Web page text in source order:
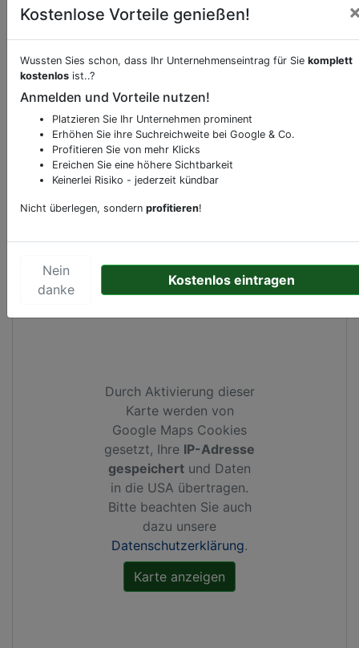
Beschreibung & Services vonPension-Gasthaus
Sie möchten eine Beschreibung, Dienstleistung
oder andere relevante Informationen hinzufügen?
Klicken Sie bittehierum uns zu kontaktieren.
Gerne erweitern wir Ihren Firmeneintrag um
Sonderangebote odere besondere Services, die
Ihr Unternehmen anbietet und womit Sie sich von
KartenansichtMontagne de Bueren 33inLiège
Durch Aktivierung dieser
Karte werden von
Google Maps Cookies
gesetzt, Ihre IP-Adresse
gespeichert und Daten
in die USA übertragen.
Bitte beachten Sie auch
dazu unsere
Datenschutzerklärung.
Kostenlose Vorteile genießen!
Wussten Sies schon, dass Ihr Unternehmenseintrag für Sie komplett
kostenlos ist..?
Anmelden und Vorteile nutzen!
Platzieren Sie Ihr Unternehmen prominent
Erhöhen Sie ihre Suchreichweite bei Google & Co.
Profitieren Sie von mehr Klicks
Ereichen Sie eine höhere Sichtbarkeit
Keinerlei Risiko - jederzeit kündbar
Nicht überlegen, sondern profitieren!
Nein
danke
Kostenlos eintragen